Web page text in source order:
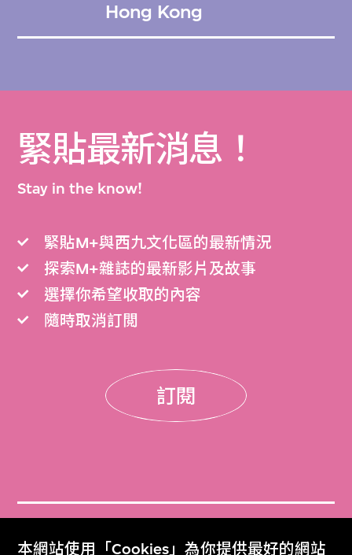
本網站使用「Cookies」為你提供最好的網站
Hong Kong
緊貼最新消息！
Stay in the know!
緊貼M+與西九文化區的最新情況
探索M+雜誌的最新影片及故事
選擇你希望收取的內容
隨時取消訂閲
訂閱
門票